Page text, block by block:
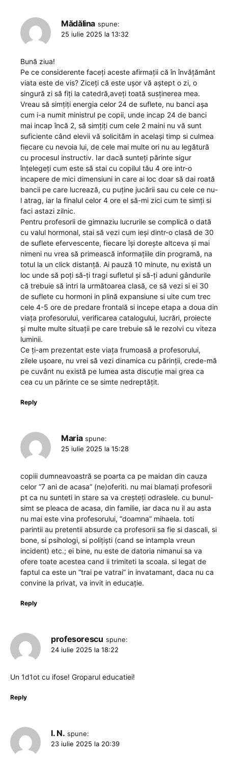
Mădălina spune:
25 iulie 2025 la 13:32
Bună ziua!
Pe ce considerente faceți aceste afirmații că în învățământ
viata este de vis? Ziceți că este ușor vă aștept o zi, o
singură zi să fiți la catedră,aveți toată susținerea mea.
Vreau să simțiți energia celor 24 de suflete, nu banci așa
cum i-a numit ministrul pe copii, unde incap 24 de banci
mai incap încă 2, să simțiți cum cele 2 maini nu vă sunt
suficiente când elevii vă solicităm in același timp si culmea
fiecare cu nevoia lui, de cele mai multe ori nu au legătură
cu procesul instructiv. Iar dacă sunteți părinte sigur
înțelegeți cum este să stai cu copilul tău 4 ore intr-o
incapere de mici dimensiuni in care ai loc doar să dai roată
bancii pe care lucrează, cu puține jucării sau cu cele ce nu-
l atrag, iar la finalul celor 4 ore el să-mi zici cum te simți si
faci astazi zilnic.
Pentru profesorii de gimnaziu lucrurile se complică o dată
cu valul hormonal, stai să vezi cum ieși dintr-o clasă de 30
de suflete efervescente, fiecare își dorește altceva și mai
nimeni nu vrea să primească informațiile din programă, na
totul la un click distanță. Ai pauză 10 minute, nu există un
loc unde să poți să-ți tragi sufletul și să-ți aduni gândurile
că trebuie să intri la următoarea clasă, ce să vezi si ei 30
de suflete cu hormoni in plină expansiune si uite cum trec
cele 4-5 ore de predare frontală si incepe etapa a doua din
viața profesorului, verificarea catalogului, lucrări, proiecte
și multe multe situații pe care trebuie să le rezolvi cu viteza
luminii.
Ce ți-am prezentat este viața frumoasă a profesorului,
zilele ușoare, nu vrei să vezi dinamica cu părinții, crede-mă
pe cuvânt nu există pe lumea asta discuție mai grea ca
cea cu un părinte ce se simte nedreptățit.
Reply
Maria spune:
25 iulie 2025 la 15:28
copiii dumneavoastră se poarta ca pe maidan din cauza
celor “7 ani de acasa” (ne)oferiti. nu mai blamați profesorii
pt ca nu sunteti in stare sa va creșteți odraslele. cu bunul-
simt se pleaca de acasa, din familie, iar daca nu il au asta
nu mai este vina profesorului, “doamna” mihaela. toti
parintii au pretentii absurde ca profesorii sa fie si dascali, si
bone, si psihologi, si polițiști (cand se intampla vreun
incident) etc.; ei bine, nu este de datoria nimanui sa va
ofere toate acestea cand ii trimiteti la scoala. si legat de
faptul ca este un “trai pe vatrai” in invatamant, daca nu ca
convine la privat, va invit in educație.
Reply
profesorescu spune:
24 iulie 2025 la 18:22
Un 1d1ot cu ifose! Groparul educatiei!
Reply
I. N. spune:
23 iulie 2025 la 20:39